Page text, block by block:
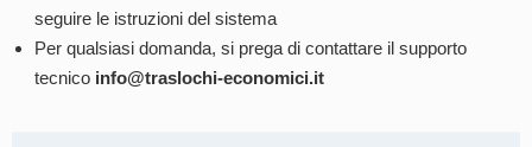
seguire le istruzioni del sistema
Per qualsiasi domanda, si prega di contattare il supporto
tecnico info@traslochi-economici.it